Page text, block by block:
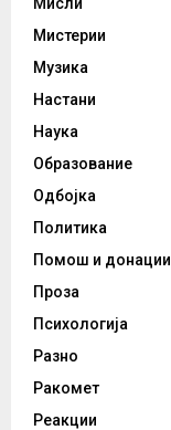
Мистерии
Музика
Настани
Наука
Образование
Одбојка
Политика
Помош и донации
Проза
Психологија
Разно
Ракомет
Реакции